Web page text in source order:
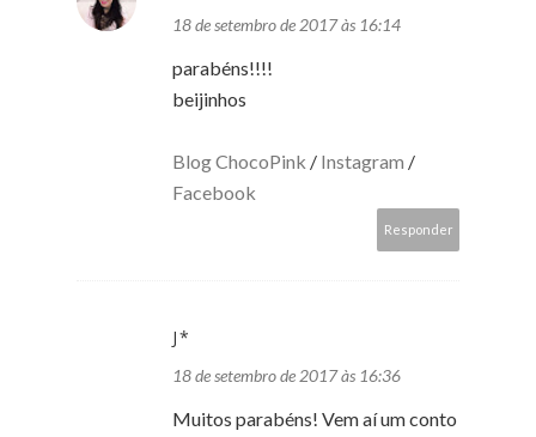
18 de setembro de 2017 às 16:14
parabéns!!!!
beijinhos
Blog ChocoPink / Instagram /
Facebook
Responder
J*
18 de setembro de 2017 às 16:36
Muitos parabéns! Vem aí um conto